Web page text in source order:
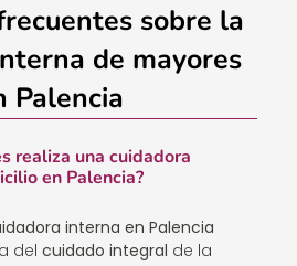
sobre la
de mayores
Palencia
realiza una cuidadora
en Palencia?
interna en Palencia
del cuidado integral de la